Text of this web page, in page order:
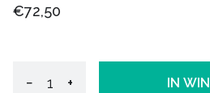
€72,50
− + IN